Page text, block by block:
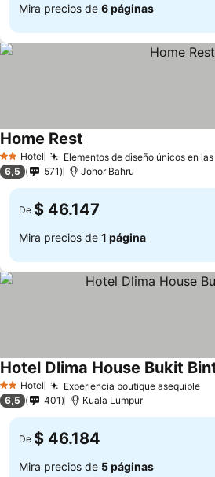
Mira precios de 6 páginas
2 Estrellas
Hotel Elementos de diseño únicos en
Home Rest
6,5 571 Johor Bahru
De $ 46.147
Mira precios de 1 página
2 Estrellas
Hotel Experiencia boutique asequible
Hotel Dlima House Bukit
6,5 401 Kuala Lumpur
De $ 46.184
Mira precios de 5 páginas